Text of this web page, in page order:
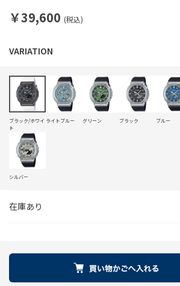
￥39,600 (税込)
在庫あり
ブラック/ホワイ
ト
ライトブルー グリーン ブラック ブルー
シルバー